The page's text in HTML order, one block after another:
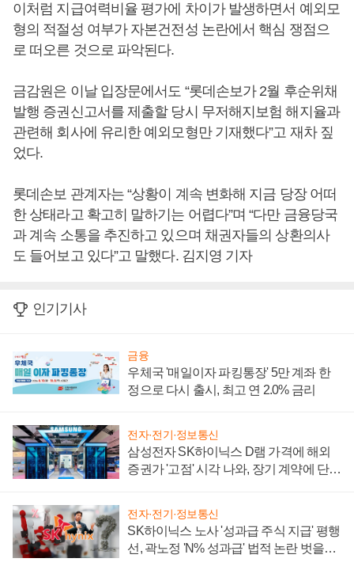
이처럼 지급여력비율 평가에 차이가 발생하면서 예외모
형의 적절성 여부가 자본건전성 논란에서 핵심 쟁점으
로 떠오른 것으로 파악된다.
금감원은 이날 입장문에서도 “롯데손보가 2월 후순위채
발행 증권신고서를 제출할 당시 무저해지보험 해지율과
관련해 회사에 유리한 예외모형만 기재했다”고 재차 짚
었다.
롯데손보 관계자는 “상황이 계속 변화해 지금 당장 어떠
한 상태라고 확고히 말하기는 어렵다”며 “다만 금융당국
과 계속 소통을 추진하고 있으며 채권자들의 상환의사
도 들어보고 있다”고 말했다. 김지영 기자
인기기사
금융
우체국 '매일이자 파킹통장' 5만 계좌 한
정으로 다시 출시, 최고 연 2.0% 금리
전자·전기·정보통신
삼성전자 SK하이닉스 D램 가격에 해외
증권가 '고점' 시각 나와, 장기 계약에 단점
전자·전기·정보통신
SK하이닉스 노사 '성과급 주식 지급' 평행
선, 곽노정 'N% 성과급' 법적 논란 벗을지